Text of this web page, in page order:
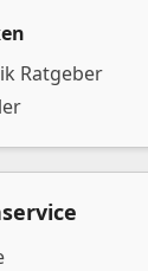
Ratgeber